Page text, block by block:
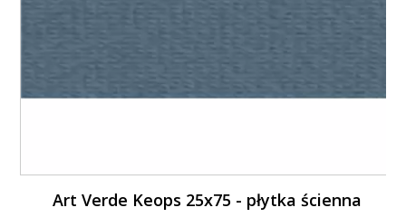
Art Verde Keops 25x75 - płytka ścienna